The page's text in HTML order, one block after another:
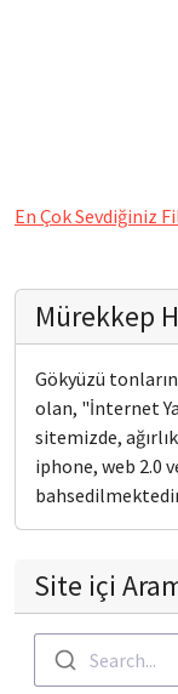
En Çok Sevdiğiniz
Mürekkep
Gökyüzü
olan, "İnternet
sitemizde,
iphone, web 2.0
Site içi
Search...